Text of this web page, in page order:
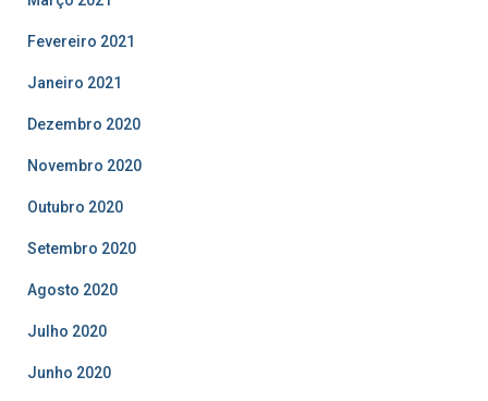
Fevereiro 2021
Janeiro 2021
Dezembro 2020
Novembro 2020
Outubro 2020
Setembro 2020
Agosto 2020
Julho 2020
Junho 2020